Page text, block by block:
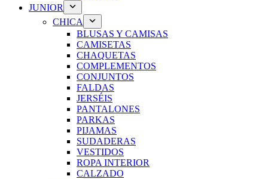
JUNIOR
CHICA
BLUSAS Y CAMISAS
CAMISETAS
CHAQUETAS
COMPLEMENTOS
CONJUNTOS
FALDAS
JERSÉIS
PANTALONES
PARKAS
PIJAMAS
SUDADERAS
VESTIDOS
ROPA INTERIOR
CALZADO